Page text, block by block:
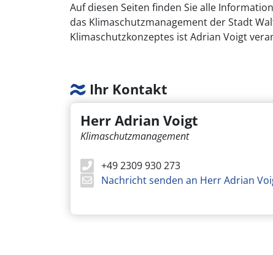
Auf diesen Seiten finden Sie alle
das Klimaschutzmanagement der Stadt
Klimaschutzkonzeptes ist Adrian Voigt
Ihr Kontakt
Herr Adrian Voigt
Klimaschutzmanagement
+49 2309 930 273
Nachricht senden an Herr Adrian